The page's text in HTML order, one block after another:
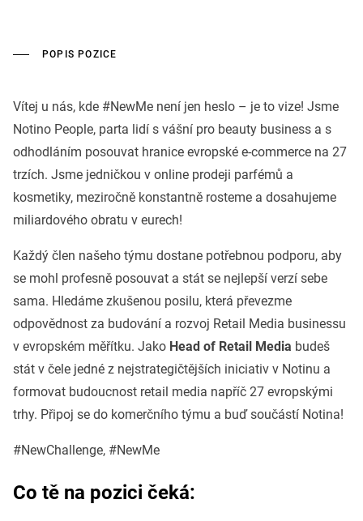
POPIS POZICE
Vítej u nás, kde #NewMe není jen heslo – je to vize! Jsme
Notino People, parta lidí s vášní pro beauty business a s
odhodláním posouvat hranice evropské e-commerce na 27
trzích. Jsme jedničkou v online prodeji parfémů a
kosmetiky, meziročně konstantně rosteme a dosahujeme
miliardového obratu v eurech!
Každý člen našeho týmu dostane potřebnou podporu, aby
se mohl profesně posouvat a stát se nejlepší verzí sebe
sama. Hledáme zkušenou posilu, která převezme
odpovědnost za budování a rozvoj Retail Media businessu
v evropském měřítku. Jako Head of Retail Media budeš
stát v čele jedné z nejstrategičtějších iniciativ v Notinu a
formovat budoucnost retail media napříč 27 evropskými
trhy. Připoj se do komerčního týmu a buď součástí Notina!
#NewChallenge, #NewMe
Co tě na pozici čeká: